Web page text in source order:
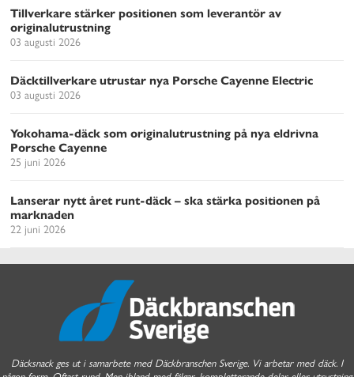
Tillverkare stärker positionen som leverantör av
originalutrustning
03 augusti 2026
Däcktillverkare utrustar nya Porsche Cayenne Electric
03 augusti 2026
Yokohama-däck som originalutrustning på nya eldrivna
Porsche Cayenne
25 juni 2026
Lanserar nytt året runt-däck – ska stärka positionen på
marknaden
22 juni 2026
Däcksnack ges ut i samarbete med Däckbranschen Sverige. Vi arbetar med däck. I